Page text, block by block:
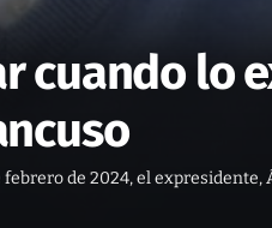
cuando lo
de 2024, el